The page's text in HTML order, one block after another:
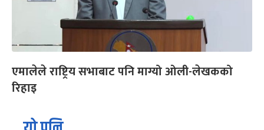
एमालेले राष्ट्रिय सभाबाट पनि माग्यो ओली-लेखकको
रिहाइ